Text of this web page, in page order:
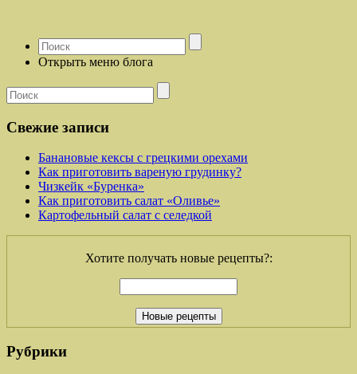
Открыть меню блога
Свежие записи
Банановые кексы с грецкими орехами
Как приготовить вареную грудинку?
Чизкейк «Буренка»
Как приготовить салат «Оливье»
Картофельный салат с селедкой
Хотите получать новые рецепты?:
Рубрики